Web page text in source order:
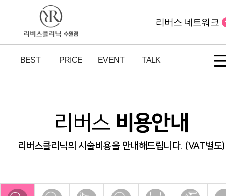
BEST PRICE EVENT TALK
리버스 네트워크
리버스 비용안내
리버스클리닉의 시술비용을 안내해드립니다. (VAT별도)